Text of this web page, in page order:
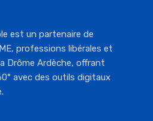
est un partenaire de
professions libérales et
Drôme Ardèche, offrant
avec des outils digitaux